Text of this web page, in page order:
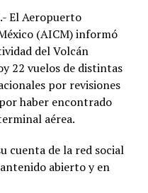
El Aeropuerto
(AICM) informó
del Volcán
22 vuelos de distintas
por revisiones
haber encontrado
aérea.
cuenta de la red social
abierto y en